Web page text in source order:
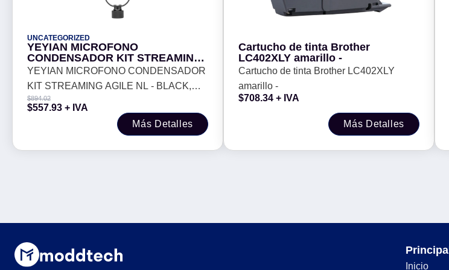
UNCATEGORIZED
YEYIAN MICROFONO
CONDENSADOR KIT STREAMING
AGILE NL - BLACK, BRAZO DE
TIJERA, SOPORTE U, MONT
ANTICHOQUE, FILTRO, MONT EN
MESA USB B-USB A YSA-UCHQ-
01
YEYIAN MICROFONO CONDENSADOR
KIT STREAMING AGILE NL - BLACK,
BRAZO DE TIJERA, SOPORTE U,
MONT ANTICHOQUE, FILTRO, MONT
EN MESA USB B-USB A YSA-UCHQ-01
$894.02
$557.93 + IVA
Más Detalles
Cartucho de tinta Brother
LC402XLY amarillo -
Cartucho de tinta Brother LC402XLY
amarillo -
$708.34 + IVA
Más Detalles
Principal
Inicio